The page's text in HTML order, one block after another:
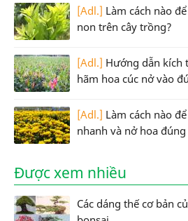
[Adl.] Làm cách nào
non trên cây trồng?
[Adl.] Hướng dẫn kích
hãm hoa cúc nở vào
[Adl.] Làm cách nào
nhanh và nở hoa
Được xem nhiều
Các dáng thế cơ bản